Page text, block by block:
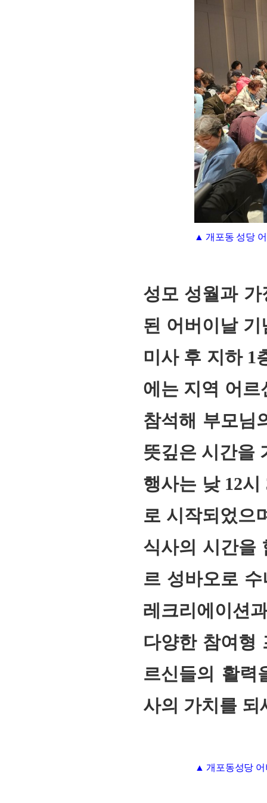
연혁·사업실적
역대 이사장
결산 공시
지부·
언론에
포토뉴
▲ 개포동 성당
성모 성월과
된 어버이날 기
미사 후 지하 1
에는 지역 어르
참석해 부모님
뜻깊은 시간을
행사는 낮 12
로 시작되었으
식사의 시간을
르 성바오로
레크리에이션
다양한 참여형
르신들의 활력
사의 가치를 되
▲ 개포동성당